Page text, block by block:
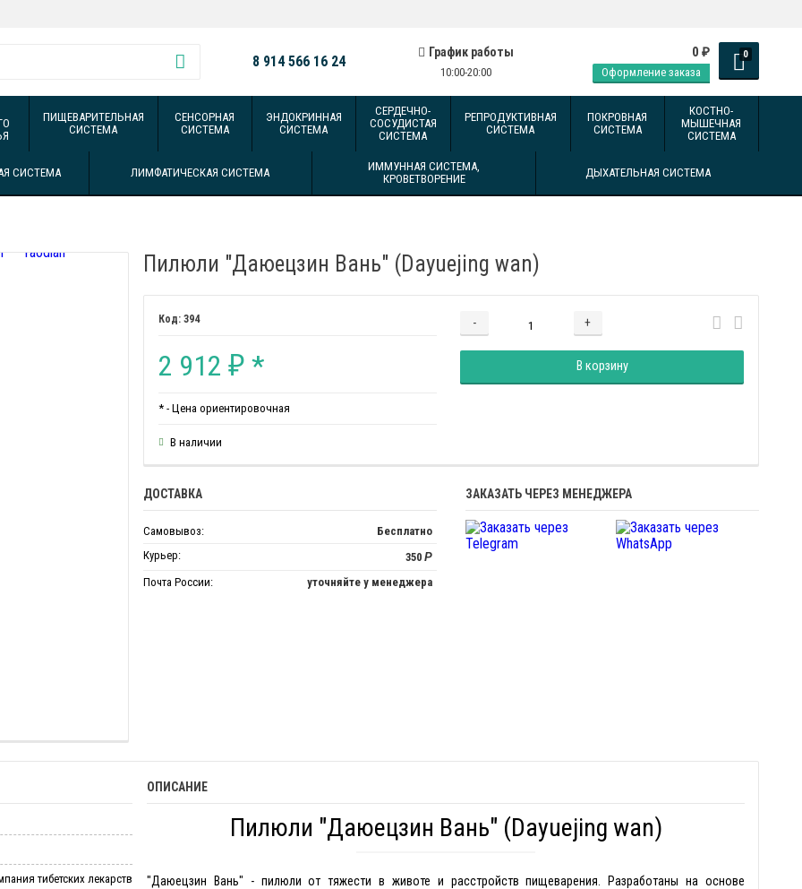
8 914 566 16 24
График работы
10:00-20:00
0
0 ₽
Оформление заказа
ПИЩЕВАРИТЕЛЬНАЯ
СИСТЕМА
СЕНСОРНАЯ
СИСТЕМА
ЭНДОКРИННАЯ
СИСТЕМА
СЕРДЕЧНО-
СОСУДИСТАЯ
СИСТЕМА
РЕПРОДУКТИВНАЯ
СИСТЕМА
ПОКРОВНАЯ
СИСТЕМА
КОСТНО-
МЫШЕЧНАЯ
СИСТЕМА
СИСТЕМА ЛИМФАТИЧЕСКАЯ СИСТЕМА
ИММУННАЯ СИСТЕМА,
КРОВЕТВОРЕНИЕ
ДЫХАТЕЛЬНАЯ СИСТЕМА
Пилюли "Даюецзин Вань" (Dayuejing wan)
- +
Добавляется...
В корзину
Добавлен
394
2 912 ₽ *
* - Цена ориентировочная
В наличии
ДОСТАВКА
Самовывоз:
Бесплатно
Курьер:
350 Р
Почта России:
уточняйте у менеджера
ЗАКАЗАТЬ ЧЕРЕЗ МЕНЕДЖЕРА
тибетских лекарств
ОПИСАНИЕ
Пилюли "Даюецзин Вань" (Dayuejing wan)
"Даюецзин Вань" - пилюли от тяжести в животе и расстройств пищеварения. Разработаны на основе